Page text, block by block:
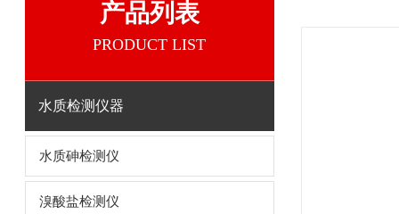
产品列表
PRODUCT LIST
水质检测仪器
水质砷检测仪
溴酸盐检测仪